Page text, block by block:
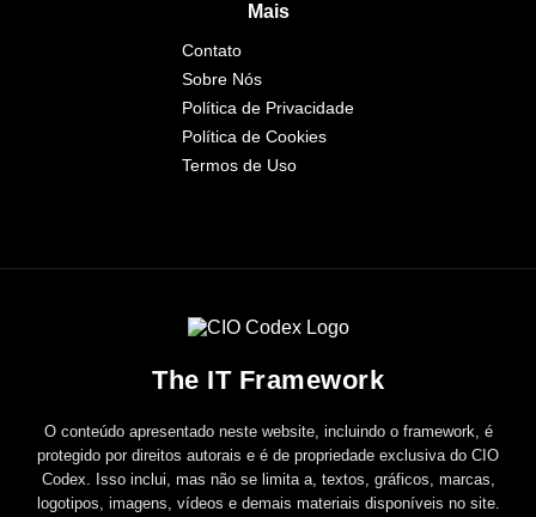
Mais
Contato
Sobre Nós
Política de Privacidade
Política de Cookies
Termos de Uso
The IT Framework
O conteúdo apresentado neste website, incluindo o framework, é
protegido por direitos autorais e é de propriedade exclusiva do CIO
Codex. Isso inclui, mas não se limita a, textos, gráficos, marcas,
logotipos, imagens, vídeos e demais materiais disponíveis no site.